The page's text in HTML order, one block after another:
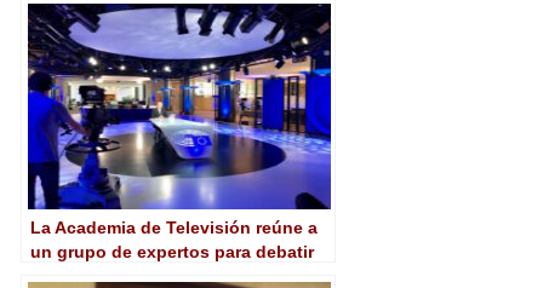
La Academia de Televisión reúne a
un grupo de expertos para debatir